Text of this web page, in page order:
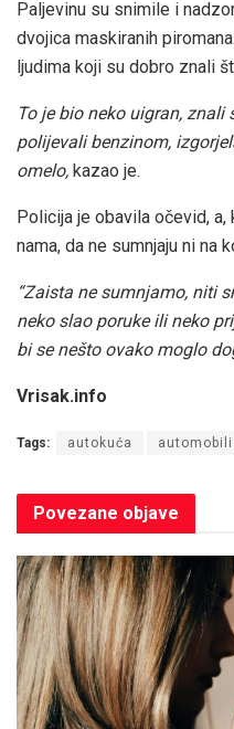
Paljevinu su snimile i
dvojica maskiranih
ljudima koji su dobro znali
To je bio neko uigran, znali
polijevali benzinom,
omelo, kazao je.
Policija je obavila očevid, a,
nama, da ne sumnjaju ni na
“Zaista ne sumnjamo, niti
neko slao poruke ili neko
bi se nešto ovako moglo
Vrisak.info
Tags: autokuća automobili
Povezane objave